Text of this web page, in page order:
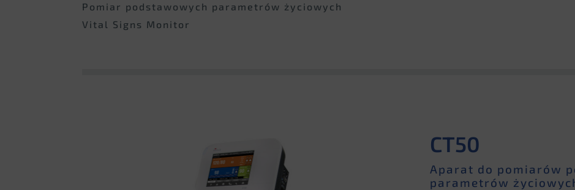
Pomiar podstawowych parametrów życiowych
Vital Signs Monitor
CT50
Aparat do pomiarów
parametrów